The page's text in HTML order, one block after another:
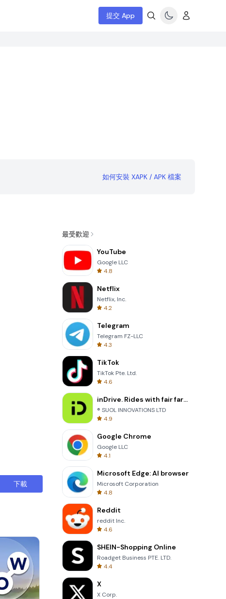
提交 App
如何安裝 XAPK / APK 檔案
下載
最受歡迎
YouTube
Google LLC
4.8
Netflix
Netflix, Inc.
4.2
Telegram
Telegram FZ-LLC
4.3
TikTok
TikTok Pte. Ltd.
4.6
inDrive. Rides with fair fares
® SUOL INNOVATIONS LTD
4.9
Google Chrome
Google LLC
4.1
Microsoft Edge: AI browser
Microsoft Corporation
4.8
Reddit
reddit Inc.
4.6
SHEIN-Shopping Online
Roadget Business PTE. LTD.
4.4
X
X Corp.